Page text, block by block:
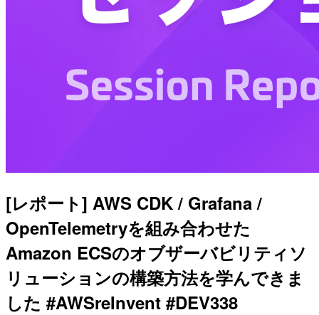
[レポート] AWS CDK / Grafana /
OpenTelemetryを組み合わせた
Amazon ECSのオブザーバビリティソ
リューションの構築方法を学んできま
した #AWSreInvent #DEV338